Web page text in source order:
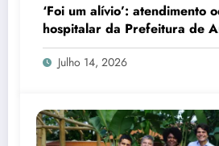
‘Foi um alívio’: atendimento
hospitalar da Prefeitura de
transforma rotina de famílias
Julho 14, 2026